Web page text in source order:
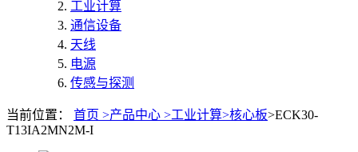
工业计算
通信设备
天线
电源
传感与探测
当前位置： 首页 >产品中心 >工业计算>核心板>ECK30-
T13IA2MN2M-I